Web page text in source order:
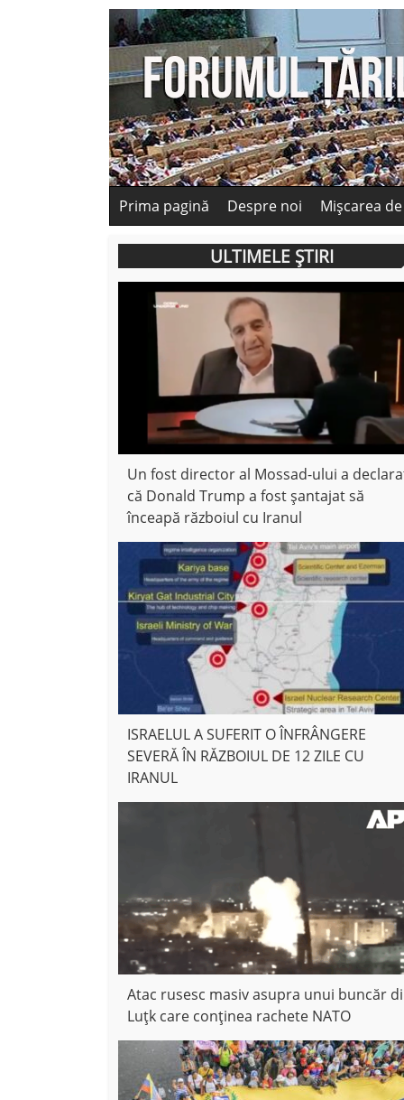
Prima pagină Despre noi Mișcarea
ULTIMELE ȘTIRI
Un fost director al Mossad-ului a
că Donald Trump a fost șantajat să
înceapă războiul cu Iranul
ISRAELUL A SUFERIT O ÎNFRÂNGERE
SEVERĂ ÎN RĂZBOIUL DE 12 ZILE CU
IRANUL
Atac rusesc masiv asupra unui buncăr
Luțk care conținea rachete NATO